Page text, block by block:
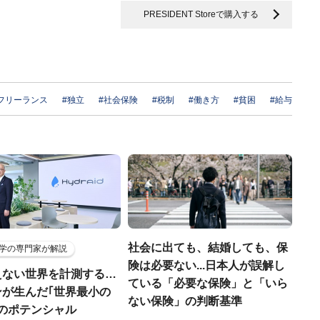
PRESIDENT Storeで購入する
リーランス #独立 #社会保険 #税制 #働き方 #貧困 #給与
の専門家が解説
ない世界を計測する…
生んだ｢世界最小の
ポテンシャル
社会に出ても、結婚しても、保
険は必要ない...日本人が誤解し
ている「必要な保険」と「いら
ない保険」の判断基準